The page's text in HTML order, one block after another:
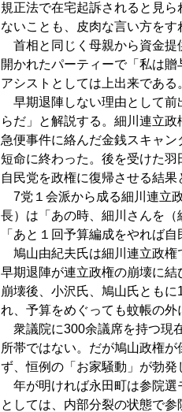
規正法で在宅起訴されると見
ないことも、皮肉な言い方をす
首相と同じく母親から資金提
開かれたパーティーで「私は
アシストとしては上出来である
早期退陣しない理由として前
らだ」と解説する。細川連立
急便事件に絡んだ金銭スキャ
短命に終わった。後を受けた
自民党を政権に復帰させる結果
7党１会派から成る細川連立
長）は「あの時、細川さんを（
「あと１回予算編成をやれば
鳩山由紀夫氏は細川連立政権
早期退陣が連立政権の崩壊に
崩壊後、小沢氏、鳩山氏とも
れ、予算をめぐっても蚊帳の外
衆議院に300余議席を持つ現
所帯ではない。だが鳩山政権
ず、恒例の「お家騒動」が勃発
年が明ければ永田町は参院選
としては、内部分裂の状態で